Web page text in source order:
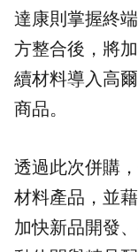
達康則掌握終
方整合後，將
續材料導入高
商品。
透過此次併購
材料產品，並
加快新品開發